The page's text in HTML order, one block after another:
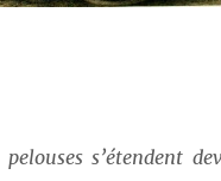
pelouses s’étendent